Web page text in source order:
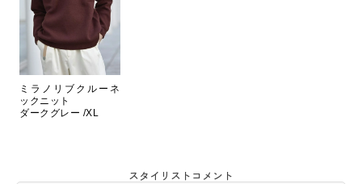
ミラノリブクルーネ
ックニット
ダークグレー /XL
スタイリストコメント